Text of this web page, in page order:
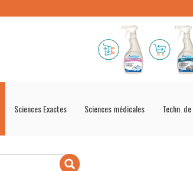
Sciences Exactes Sciences médicales Techn.